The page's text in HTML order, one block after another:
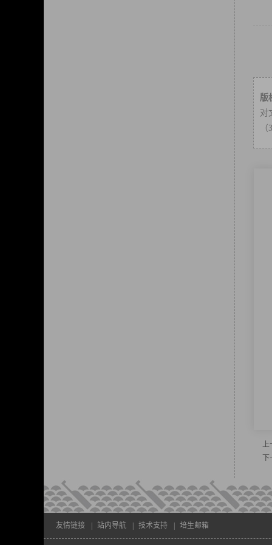
版
对
上
友情链接 站内导航 技术支持 培生邮箱